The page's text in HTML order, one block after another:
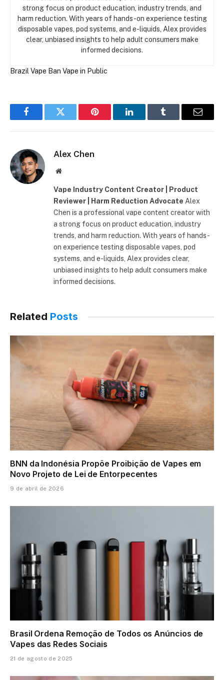
strong focus on product education, industry trends, and
harm reduction. With years of hands-on experience testing
disposable vapes, pod systems, and e-liquids, Alex provides
clear, unbiased insights to help adult consumers make
informed decisions.
BrazilVape Ban Vape in Public
FacebookTwitter Pinterest LinkedInTumblr
E-
Alex Chen
Site
Vape Industry Content Creator | Product
Reviewer | Harm Reduction Advocate Alex
Chen is a professional vape content creator with
a strong focus on product education, industry
trends, and harm reduction. With years of hands-
on experience testing disposable vapes, pod
systems, and e-liquids, Alex provides clear,
unbiased insights to help adult consumers make
informed decisions.
Related Posts
BNN da Indonésia Propõe Proibição de Vapes em
Novo Projeto de Lei de Entorpecentes
9 de abril de 2026
Brasil Ordena Remoção de Todos os Anúncios de
Vapes das Redes Sociais
21 de agosto de 2025